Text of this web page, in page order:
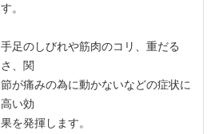
す。
手足のしびれや筋肉のコリ、重だる
さ、関
節が痛みの為に動かないなどの症状に
高い効
果を発揮します。